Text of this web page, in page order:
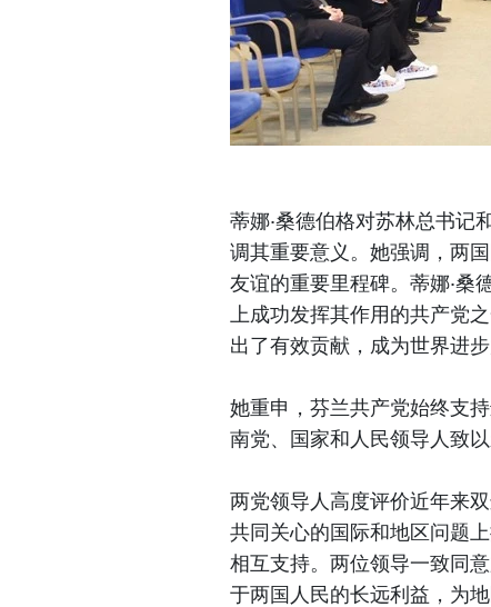
蒂娜·桑德伯格对苏林总书记
调其重要意义。她强调，两
友谊的重要里程碑。蒂娜·桑
上成功发挥其作用的共产党
出了有效贡献，成为世界进步
她重申，芬兰共产党始终支
南党、国家和人民领导人致以
两党领导人高度评价近年来
共同关心的国际和地区问题
相互支持。两位领导一致同
于两国人民的长远利益，为